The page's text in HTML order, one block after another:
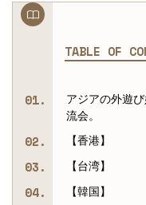
TABLE OF
アジアの外遊
流会。
【香港】
【台湾】
【韓国】